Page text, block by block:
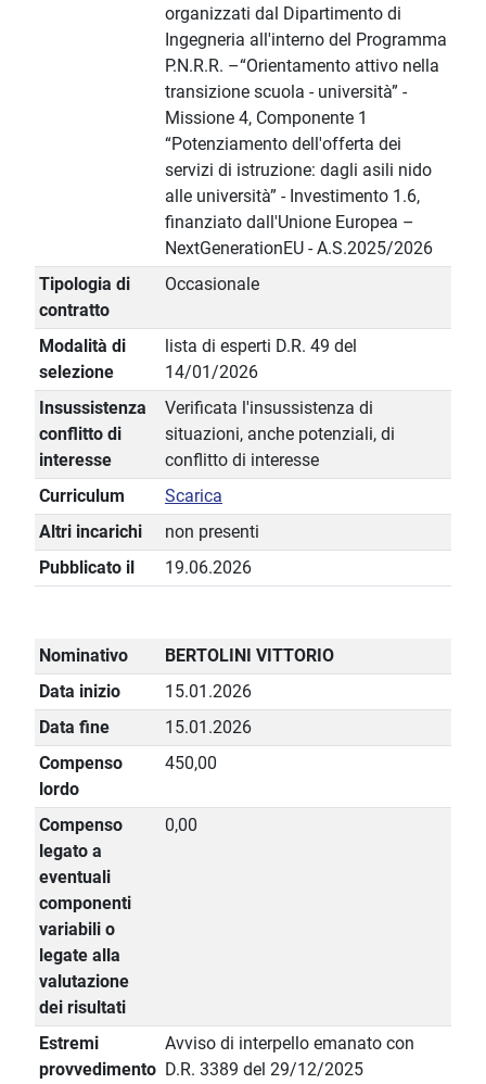
organizzati dal Dipartimento di
Ingegneria all'interno del Programma
P.N.R.R. –“Orientamento attivo nella
transizione scuola - università” -
Missione 4, Componente 1
“Potenziamento dell'offerta dei
servizi di istruzione: dagli asili nido
alle università” - Investimento 1.6,
finanziato dall'Unione Europea –
NextGenerationEU - A.S.2025/2026
Tipologia di
contratto
Occasionale
Modalità di
selezione
lista di esperti D.R. 49 del
14/01/2026
Insussistenza
conflitto di
interesse
Verificata l'insussistenza di
situazioni, anche potenziali, di
conflitto di interesse
Curriculum
Scarica
Altri incarichi
non presenti
Pubblicato il
19.06.2026
Nominativo
BERTOLINI VITTORIO
Data inizio
15.01.2026
Data fine
15.01.2026
Compenso
lordo
450,00
Compenso
legato a
eventuali
componenti
variabili o
legate alla
valutazione
dei risultati
0,00
Estremi
provvedimento
Avviso di interpello emanato con
D.R. 3389 del 29/12/2025